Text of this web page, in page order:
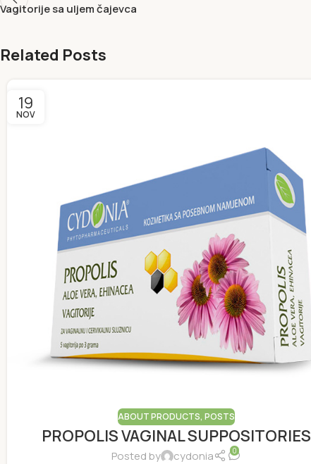
Vagitorije sa uljem čajevca
Related Posts
19
NOV
ABOUT PRODUCTS,POSTS
PROPOLIS VAGINAL SUPPOSITORIES
Posted by cydonia 0